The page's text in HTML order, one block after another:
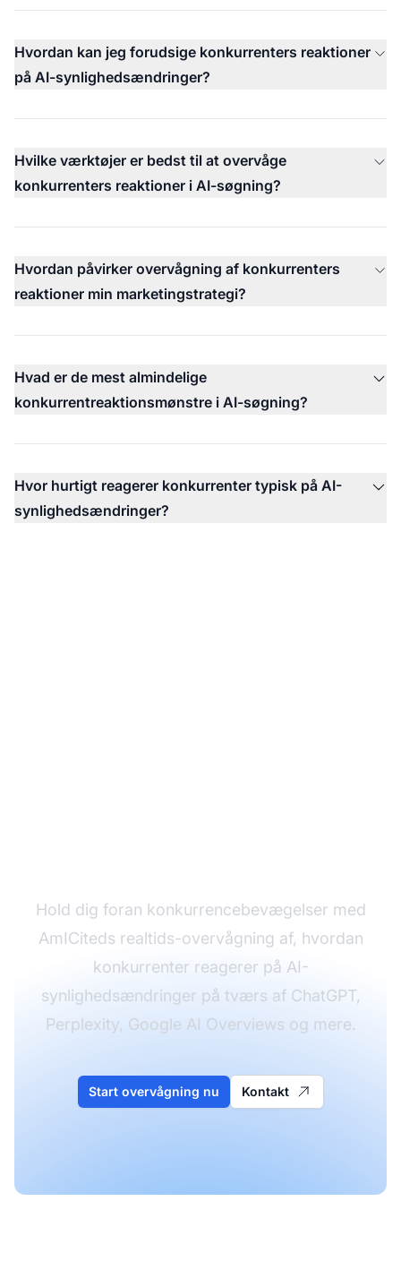
Hvordan kan jeg forudsige konkurrenters reaktioner
på AI-synlighedsændringer?
Hvilke værktøjer er bedst til at overvåge
konkurrenters reaktioner i AI-søgning?
Hvordan påvirker overvågning af konkurrenters
reaktioner min marketingstrategi?
Hvad er de mest almindelige
konkurrentreaktionsmønstre i AI-søgning?
Hvor hurtigt reagerer konkurrenter typisk på AI-
synlighedsændringer?
Hold dig foran konkurrencebevægelser med
AmICiteds realtids-overvågning af, hvordan
konkurrenter reagerer på AI-
synlighedsændringer på tværs af ChatGPT,
Perplexity, Google AI Overviews og mere.
Start overvågning nu Kontakt